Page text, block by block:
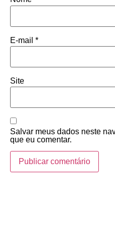
E-mail *
Site
Salvar meus dados neste
que eu comentar.